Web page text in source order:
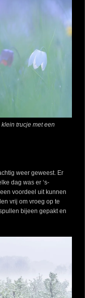
trucje met een
weer geweest. Er
dag was er ‘s-
voordeel uit kunnen
vrij om vroeg op te
bijeen gepakt en